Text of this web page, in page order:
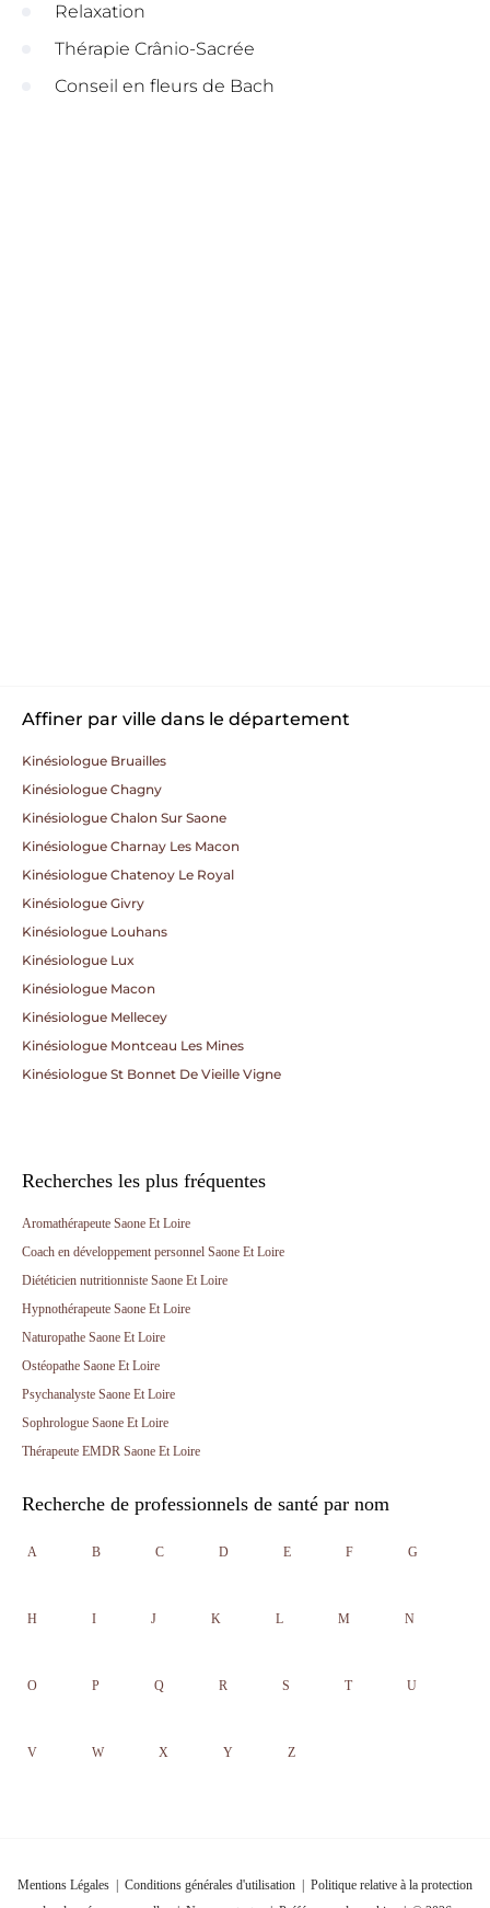
Relaxation
Thérapie Crânio-Sacrée
Conseil en fleurs de Bach
Affiner par ville dans le département
Kinésiologue Bruailles
Kinésiologue Chagny
Kinésiologue Chalon Sur Saone
Kinésiologue Charnay Les Macon
Kinésiologue Chatenoy Le Royal
Kinésiologue Givry
Kinésiologue Louhans
Kinésiologue Lux
Kinésiologue Macon
Kinésiologue Mellecey
Kinésiologue Montceau Les Mines
Kinésiologue St Bonnet De Vieille Vigne
Recherches les plus fréquentes
Aromathérapeute Saone Et Loire
Coach en développement personnel Saone Et Loire
Diététicien nutritionniste Saone Et Loire
Hypnothérapeute Saone Et Loire
Naturopathe Saone Et Loire
Ostéopathe Saone Et Loire
Psychanalyste Saone Et Loire
Sophrologue Saone Et Loire
Thérapeute EMDR Saone Et Loire
Recherche de professionnels de santé par nom
A B C D E F G
H I J K L M N
O P Q R S T U
V W X Y Z
Mentions Légales Conditions générales d'utilisation
Politique relative à la protection